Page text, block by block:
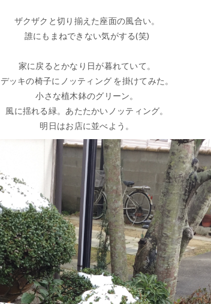
ザクザクと切り揃えた座面の風合い。
誰にもまねできない気がする(笑)
家に戻るとかなり日が暮れていて。
デッキの椅子にノッティング を掛けてみた。
小さな植木鉢のグリーン。
風に揺れる緑。あたたかいノッティング。
明日はお店に並べよう。